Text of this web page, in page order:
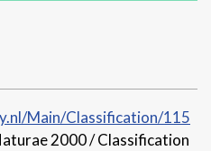
Main/Classification/115
2000 / Classification